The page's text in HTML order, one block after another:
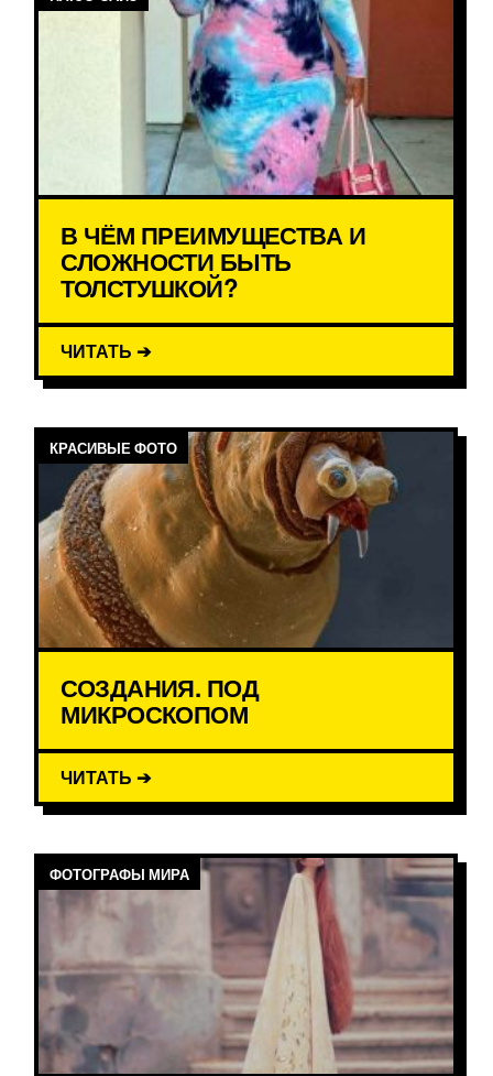
В ЧЁМ ПРЕИМУЩЕСТВА И
СЛОЖНОСТИ БЫТЬ
ТОЛСТУШКОЙ?
ЧИТАТЬ ➔
КРАСИВЫЕ ФОТО
СОЗДАНИЯ. ПОД
МИКРОСКОПОМ
ЧИТАТЬ ➔
ФОТОГРАФЫ МИРА